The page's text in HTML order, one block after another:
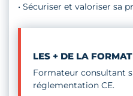
• Sécuriser et valoriser sa
LES + DE LA
Formateur consultant
réglementation CE.